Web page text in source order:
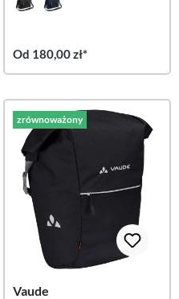
Od 180,00 zł*
zrównoważony
Vaude